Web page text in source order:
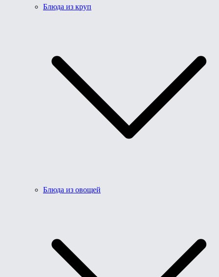
Блюда из круп
Блюда из овощей